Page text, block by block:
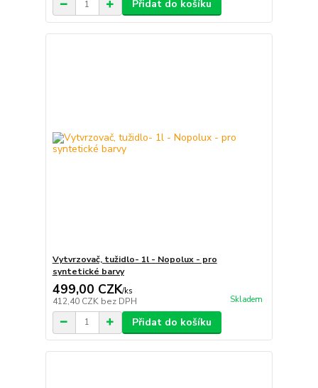
Přidat do košíku
Vytvrzovač, tužidlo- 1l - Nopolux - pro
syntetické barvy
499,00 CZK/ks
412,40 CZK bez DPH Skladem
Přidat do košíku